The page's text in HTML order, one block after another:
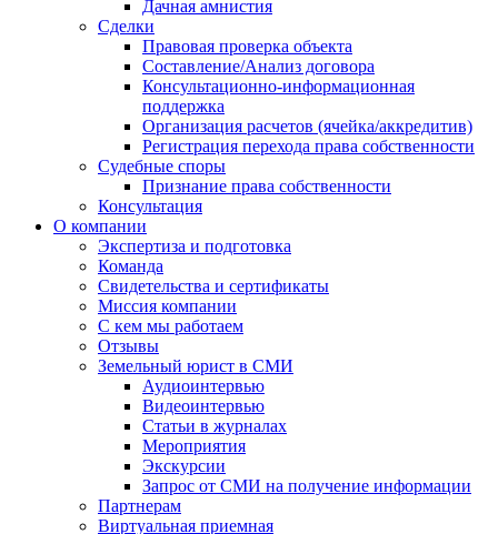
Дачная амнистия
Сделки
Правовая проверка объекта
Составление/Анализ договора
Консультационно-информационная
поддержка
Организация расчетов (ячейка/аккредитив)
Регистрация перехода права собственности
Судебные споры
Признание права собственности
Консультация
О компании
Экспертиза и подготовка
Команда
Свидетельства и сертификаты
Миссия компании
С кем мы работаем
Отзывы
Земельный юрист в СМИ
Аудиоинтервью
Видеоинтервью
Статьи в журналах
Мероприятия
Экскурсии
Запрос от СМИ на получение информации
Партнерам
Виртуальная приемная